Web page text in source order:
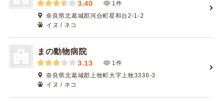
3.40
1件
奈良県北葛城郡河合町星和台2-1-2
イヌ / ネコ
まの動物病院
3.13
1件
奈良県北葛城郡上牧町大字上牧3336-3
イヌ / ネコ